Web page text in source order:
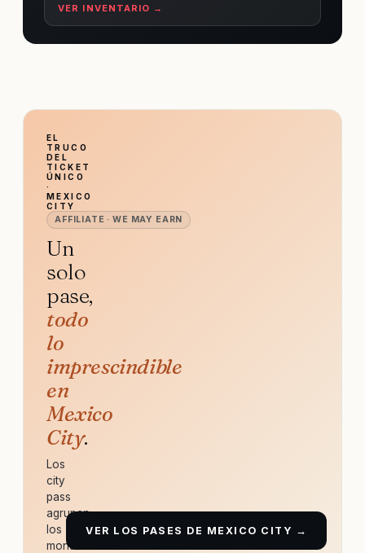
VER INVENTARIO →
EL
TRUCO
DEL
TICKET
ÚNICO
·
MEXICO
CITY
AFFILIATE · WE MAY EARN
Un
solo
pase,
todo
lo
imprescindible
en
Mexico
City.
Los
city
pass
agrupan
los
monumentos
VER LOS PASES DE MEXICO CITY →